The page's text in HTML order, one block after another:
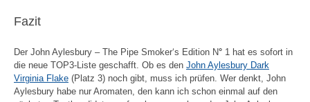
Fazit
Der John Aylesbury – The Pipe Smoker‘s Edition N° 1 hat es sofort in
die neue TOP3-Liste geschafft. Ob es den John Aylesbury Dark
Virginia Flake (Platz 3) noch gibt, muss ich prüfen. Wer denkt, John
Aylesbury habe nur Aromaten, den kann ich schon einmal auf den